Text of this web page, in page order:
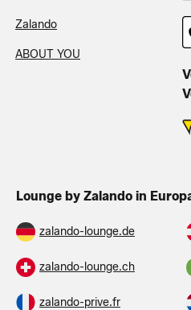
Zalando
ABOUT YOU
Lounge by Zalando in
zalando-lounge.de
zalando-lounge.ch
zalando-prive.fr